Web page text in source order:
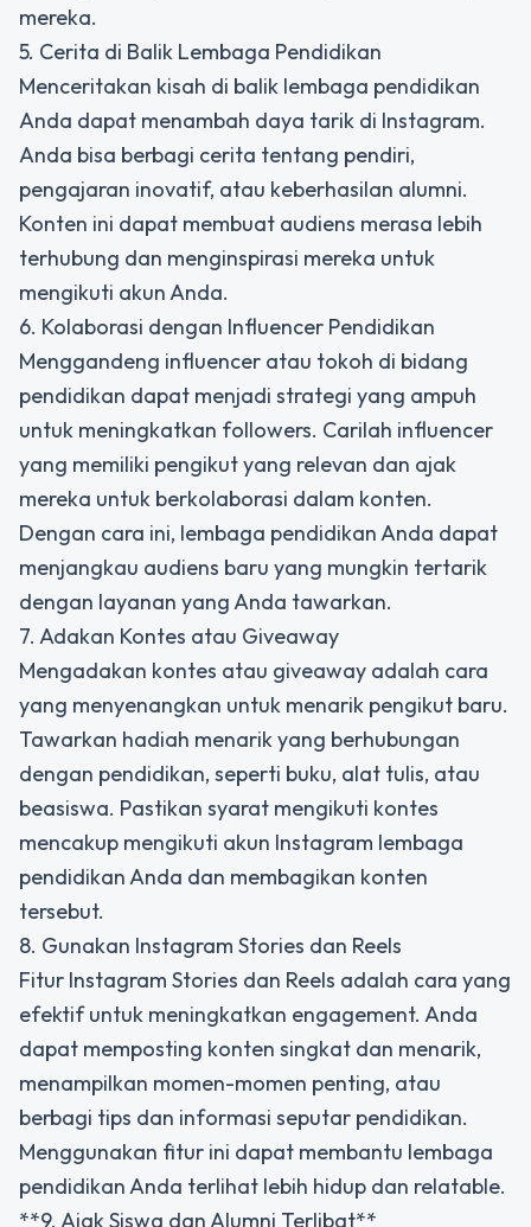
mereka.
5. Cerita di Balik Lembaga Pendidikan
Menceritakan kisah di balik lembaga pendidikan
Anda dapat menambah daya tarik di Instagram.
Anda bisa berbagi cerita tentang pendiri,
pengajaran inovatif, atau keberhasilan alumni.
Konten ini dapat membuat audiens merasa lebih
terhubung dan menginspirasi mereka untuk
mengikuti akun Anda.
6. Kolaborasi dengan Influencer Pendidikan
Menggandeng influencer atau tokoh di bidang
pendidikan dapat menjadi strategi yang ampuh
untuk meningkatkan followers. Carilah influencer
yang memiliki pengikut yang relevan dan ajak
mereka untuk berkolaborasi dalam konten.
Dengan cara ini, lembaga pendidikan Anda dapat
menjangkau audiens baru yang mungkin tertarik
dengan layanan yang Anda tawarkan.
7. Adakan Kontes atau Giveaway
Mengadakan kontes atau giveaway adalah cara
yang menyenangkan untuk menarik pengikut baru.
Tawarkan hadiah menarik yang berhubungan
dengan pendidikan, seperti buku, alat tulis, atau
beasiswa. Pastikan syarat mengikuti kontes
mencakup mengikuti akun Instagram lembaga
pendidikan Anda dan membagikan konten
tersebut.
8. Gunakan Instagram Stories dan Reels
Fitur Instagram Stories dan Reels adalah cara yang
efektif untuk meningkatkan engagement. Anda
dapat memposting konten singkat dan menarik,
menampilkan momen-momen penting, atau
berbagi tips dan informasi seputar pendidikan.
Menggunakan fitur ini dapat membantu lembaga
pendidikan Anda terlihat lebih hidup dan relatable.
**9. Ajak Siswa dan Alumni Terlibat**